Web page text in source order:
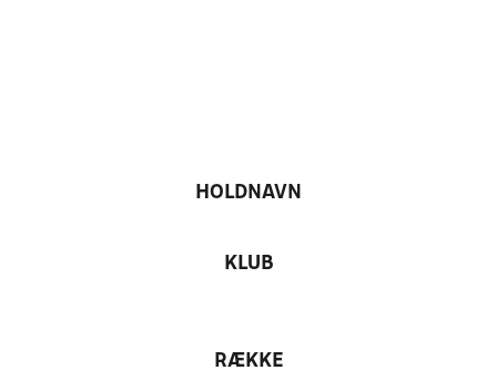
HOLDNAVN
KLUB
RÆKKE